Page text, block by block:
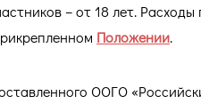
– от 18 лет.
Положении.
ООГО